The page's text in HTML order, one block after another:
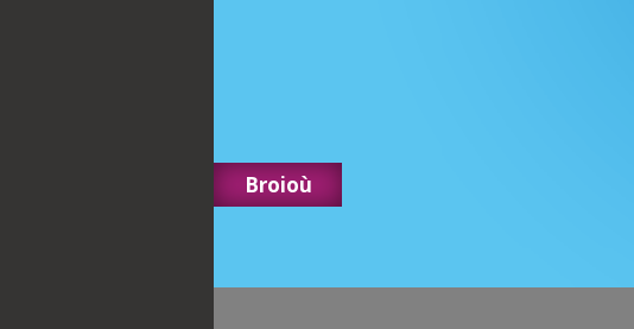
Broioù